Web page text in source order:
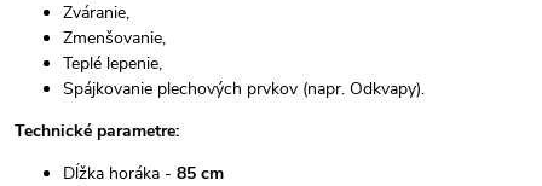
Zváranie,
Zmenšovanie,
Teplé lepenie,
Spájkovanie plechových prvkov (napr. Odkvapy).
Technické parametre:
Dĺžka horáka - 85 cm